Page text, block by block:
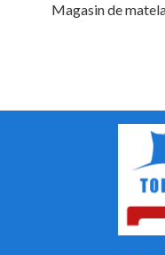
Magasin de